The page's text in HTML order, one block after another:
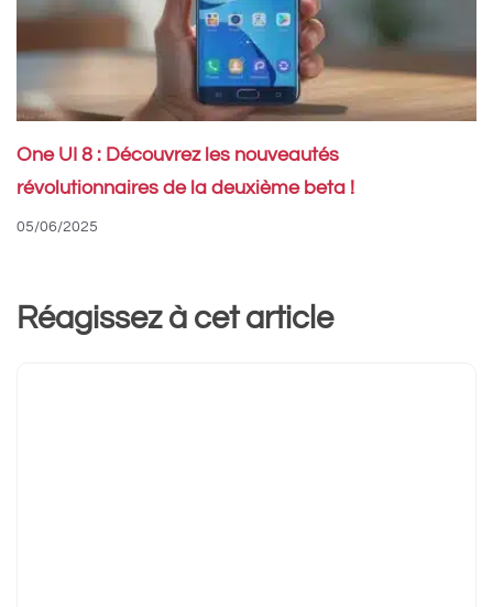
One UI 8 : Découvrez les nouveautés
révolutionnaires de la deuxième beta !
05/06/2025
Réagissez à cet article